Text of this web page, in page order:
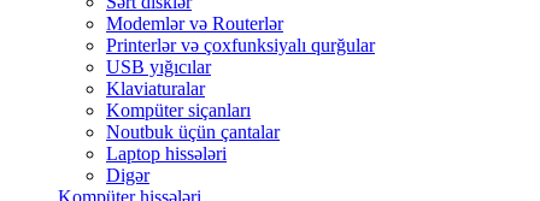
Modemlər və Routerlər
Printerlər və çoxfunksiyalı qurğular
USB yığıcılar
Klaviaturalar
Kompüter siçanları
Noutbuk üçün çantalar
Laptop hissələri
Digər
Kompüter hissələri